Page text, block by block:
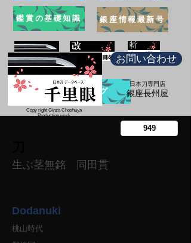
鑑賞の基礎知識 銀座情報最新号
ブログ
お問い合わせ
日本刀専門店
​銀座長州屋
Copy right Ginza Choshuya
Production work
生ぶ茎無銘 同田貫
Dodanuki
桃山時代